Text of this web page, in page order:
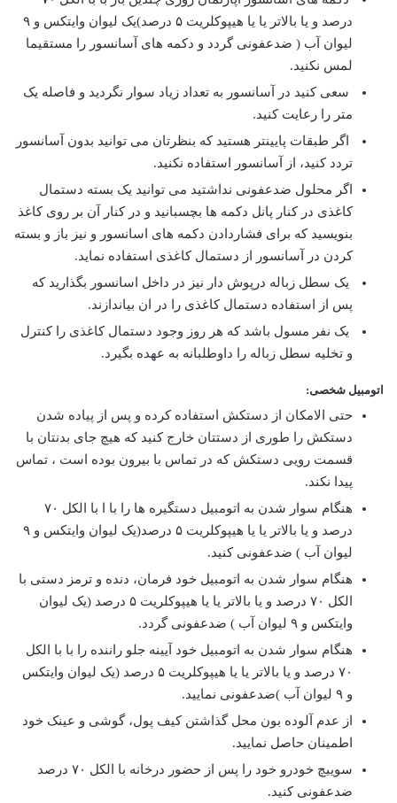
درصد و یا بالاتر یا یا هیپوکلریت ۵ درصد)یک لیوان وایتکس و ۹
لیوان آب ( ضدعفونی گردد و دکمه های آسانسور را مستقیما
لمس نکنید.
سعی کنید در آسانسور به تعداد زیاد سوار نگردید و فاصله یک
متر را رعایت کنید.
اگر طبقات پایینتر هستید که بنظرتان می توانید بدون آسانسور
تردد کنید، از آسانسور استفاده نکنید.
اگر محلول ضدعفونی نداشتید می توانید یک بسته دستمال
کاغذی در کنار پانل دکمه ها بچسبانید و در کنار آن بر روی کاغذ
بنویسید که برای فشاردادن دکمه های اسانسور و نیز باز و بسته
کردن در آسانسور از دستمال کاغذی استفاده نماید.
یک سطل زباله درپوش دار نیز در داخل اسانسور بگذارید که
پس از استفاده دستمال کاغذی را در ان بیاندازند.
یک نفر مسول باشد که هر روز وجود دستمال کاغذی را کنترل
و تخلیه سطل زباله را داوطلبانه به عهده بگیرد.
اتومبیل شخصی:
حتی الامکان از دستکش استفاده کرده و پس از پیاده شدن
دستکش را طوری از دستتان خارج کنید که هیچ جای بدنتان با
قسمت رویی دستکش که در تماس با بیرون بوده است ، تماس
پیدا نکند.
هنگام سوار شدن به اتومبیل دستگیره ها را با ا با الکل ۷۰
درصد و یا بالاتر یا یا هیپوکلریت ۵ درصد(یک لیوان وایتکس و ۹
لیوان آب ) ضدعفونی کنید.
هنگام سوار شدن به اتومبیل خود فرمان، دنده و ترمز دستی با
الکل ۷۰ درصد و یا بالاتر یا یا هیپوکلریت ۵ درصد (یک لیوان
وایتکس و ۹ لیوان آب ) ضدعفونی گردد.
هنگام سوار شدن به اتومبیل خود آیینه جلو راننده را با با الکل
۷۰ درصد و یا بالاتر یا یا هیپوکلریت ۵ درصد (یک لیوان وایتکس
و ۹ لیوان آب )ضدعفونی نمایید.
از عدم آلوده بون محل گذاشتن کیف پول، گوشی و عینک خود
اطمینان حاصل نمایید.
سوییچ خودرو خود را پس از حضور درخانه با الکل ۷۰ درصد
ضدعفونی کنید.